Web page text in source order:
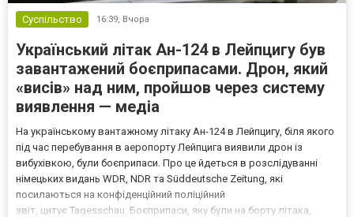
Суспільство 16:39, Вчора
Український літак Ан-124 в Лейпцигу був
завантажений боєприпасами. Дрон, який
«висів» над ним, пройшов через систему
виявлення — медіа
На українському вантажному літаку Ан-124 в Лейпцигу, біля якого
під час перебування в аеропорту Лейпцига виявили дрон із
вибухівкою, були боєприпаси. Про це йдеться в розслідуванні
німецьких видань WDR, NDR та Süddeutsche Zeitung, які
посилаються на конфіденційний поліційний
звіт, цитує Tagesschau. Боєприпаси, яку були на борту літака,